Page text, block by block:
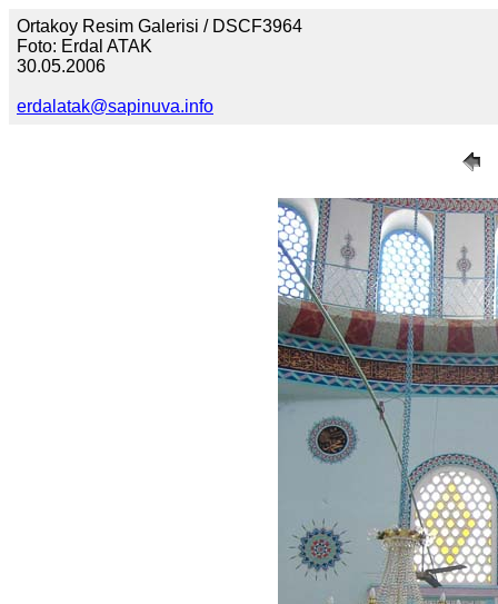
Ortakoy Resim Galerisi / DSCF3964
Foto: Erdal ATAK
30.05.2006
erdalatak@sapinuva.info